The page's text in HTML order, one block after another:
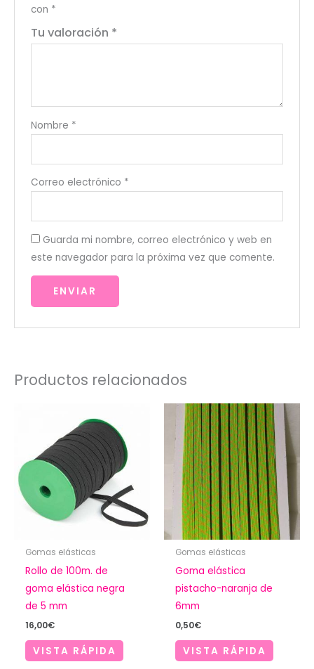
con *
Tu valoración *
Nombre *
Correo electrónico *
Guarda mi nombre, correo electrónico y web en
este navegador para la próxima vez que comente.
Productos relacionados
Gomas elásticas
Rollo de 100m. de
goma elástica negra
de 5 mm
16,00€
VISTA RÁPIDA
Gomas elásticas
Goma elástica
pistacho-naranja de
6mm
0,50€
VISTA RÁPIDA